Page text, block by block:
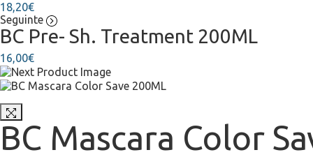
18,20€
Seguinte
BC Pre- Sh. Treatment 200ML
16,00€
BC Mascara Color